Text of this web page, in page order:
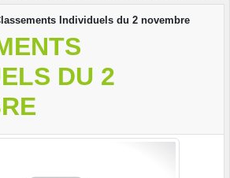
Individuels du 2 novembre
DU 2